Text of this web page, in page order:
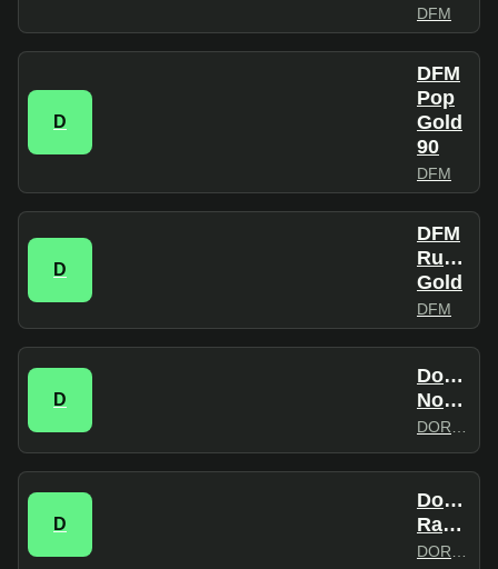
DFM
D
DFM
Pop
Gold
90
DFM
D
DFM
Russian
Gold
DFM
D
Nostalgia
D
Radio